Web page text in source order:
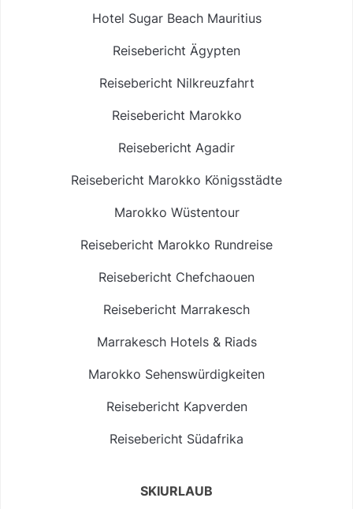
Hotel Sugar Beach Mauritius
Reisebericht Ägypten
Reisebericht Nilkreuzfahrt
Reisebericht Marokko
Reisebericht Agadir
Reisebericht Marokko Königsstädte
Marokko Wüstentour
Reisebericht Marokko Rundreise
Reisebericht Chefchaouen
Reisebericht Marrakesch
Marrakesch Hotels & Riads
Marokko Sehenswürdigkeiten
Reisebericht Kapverden
Reisebericht Südafrika
SKIURLAUB